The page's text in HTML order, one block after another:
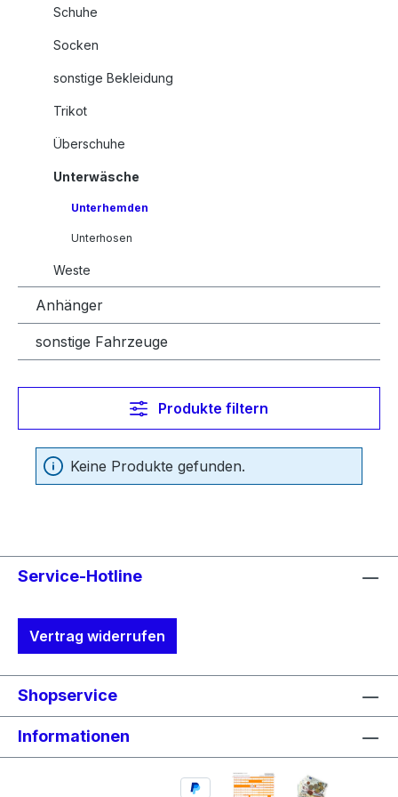
Schuhe
Socken
sonstige Bekleidung
Trikot
Überschuhe
Unterwäsche
Unterhemden
Unterhosen
Weste
Anhänger
sonstige Fahrzeuge
Produkte filtern
Keine Produkte gefunden.
Service-Hotline
Vertrag widerrufen
Shopservice
Informationen